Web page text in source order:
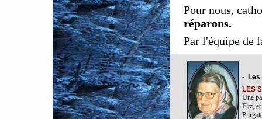
Pour nous,
réparons.
Par l'équipe de
- Les
LES
Une
Eltz,